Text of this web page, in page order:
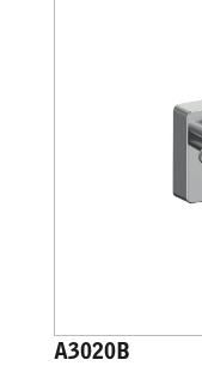
A3020B